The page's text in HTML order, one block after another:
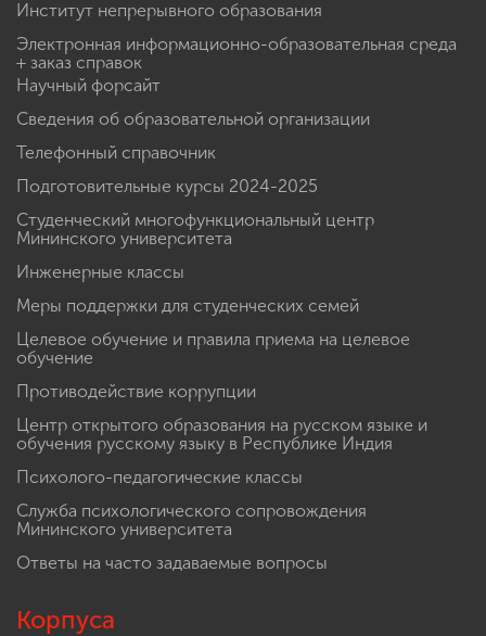
Институт непрерывного образования
Электронная информационно-образовательная среда
+ заказ справок
Научный форсайт
Сведения об образовательной организации
Телефонный справочник
Подготовительные курсы 2024-2025
Студенческий многофункциональный центр
Мининского университета
Инженерные классы
Меры поддержки для студенческих семей
Целевое обучение и правила приема на целевое
обучение
Противодействие коррупции
Центр открытого образования на русском языке и
обучения русскому языку в Республике Индия
Психолого-педагогические классы
Служба психологического сопровождения
Мининского университета
Ответы на часто задаваемые вопросы
Корпуса